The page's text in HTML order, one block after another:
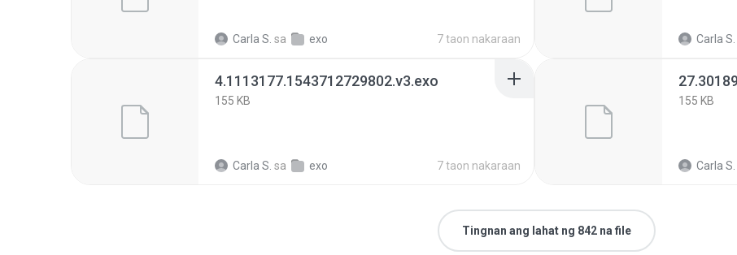
Carla S. sa exo 7 taon nakaraan Carla S.
4.1113177.1543712729802.v3.exo
155 KB
Carla S. sa exo 7 taon nakaraan
155 KB
Carla S.
Tingnan ang lahat ng 842 na file